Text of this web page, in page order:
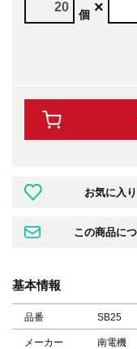
個 ×
基本情報
品番 SB25
メーカー 南電機